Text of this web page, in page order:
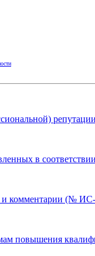
в
и комментарии (№
повышения